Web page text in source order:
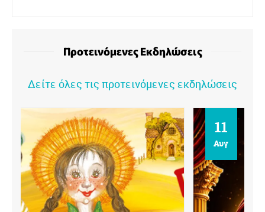
Προτεινόμενες Εκδηλώσεις
Δείτε όλες τις προτεινόμενες εκδηλώσεις
11
Αυγ